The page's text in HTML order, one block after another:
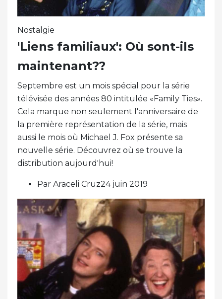
Nostalgie
'Liens familiaux': Où sont-ils
maintenant??
Septembre est un mois spécial pour la série
télévisée des années 80 intitulée «Family Ties».
Cela marque non seulement l'anniversaire de
la première représentation de la série, mais
aussi le mois où Michael J. Fox présente sa
nouvelle série. Découvrez où se trouve la
distribution aujourd'hui!
Par Araceli Cruz24 juin 2019